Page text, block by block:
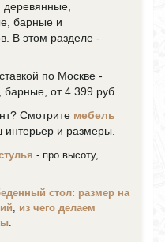
деревянные,
барные и
В этом разделе -
по Москве -
барные, от 4 399 руб.
Смотрите мебель
интерьер и размеры.
- про высоту,
стол: размер на
, из чего делаем
.